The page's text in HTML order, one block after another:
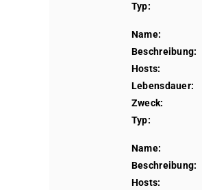
Typ:
Name:
Beschreibung:
Hosts:
Lebensdauer:
Zweck:
Typ:
Name:
Beschreibung:
Hosts: